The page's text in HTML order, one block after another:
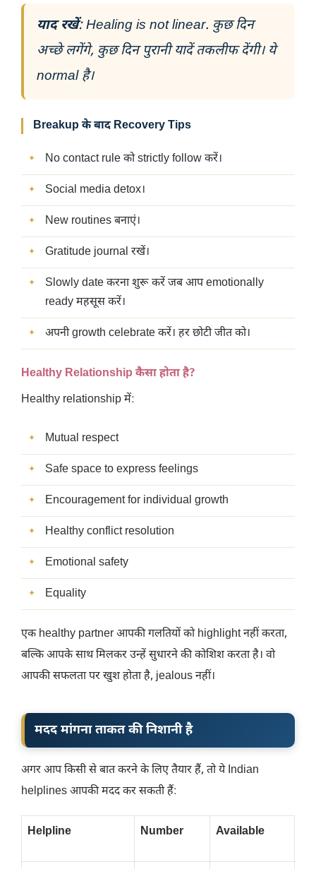
याद रखें: Healing is not linear. कुछ दिन
अच्छे लगेंगे, कुछ दिन पुरानी यादें तकलीफ देंगी। ये
normal है।
Breakup के बाद Recovery Tips
No contact rule को strictly follow करें।
Social media detox।
New routines बनाएं।
Gratitude journal रखें।
Slowly date करना शुरू करें जब आप emotionally
ready महसूस करें।
अपनी growth celebrate करें। हर छोटी जीत को।
Healthy Relationship कैसा होता है?
Healthy relationship में:
Mutual respect
Safe space to express feelings
Encouragement for individual growth
Healthy conflict resolution
Emotional safety
Equality
एक healthy partner आपकी गलतियों को highlight नहीं करता,
बल्कि आपके साथ मिलकर उन्हें सुधारने की कोशिश करता है। वो
आपकी सफलता पर खुश होता है, jealous नहीं।
मदद मांगना ताकत की निशानी है
अगर आप किसी से बात करने के लिए तैयार हैं, तो ये Indian
helplines आपकी मदद कर सकती हैं:
Helpline Number Available